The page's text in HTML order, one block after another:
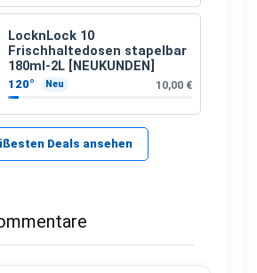
LocknLock 10
Frischhaltedosen stapelbar
180ml-2L [NEUKUNDEN]
120° Neu 10,00 €
Deals ansehen